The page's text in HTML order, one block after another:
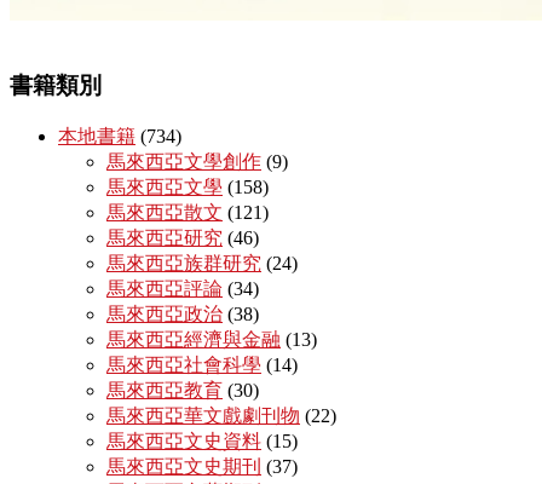
書籍類別
本地書籍 (734)
馬來西亞文學創作 (9)
馬來西亞文學 (158)
馬來西亞散文 (121)
馬來西亞研究 (46)
馬來西亞族群研究 (24)
馬來西亞評論 (34)
馬來西亞政治 (38)
馬來西亞經濟與金融 (13)
馬來西亞社會科學 (14)
馬來西亞教育 (30)
馬來西亞華文戲劇刊物 (22)
馬來西亞文史資料 (15)
馬來西亞文史期刊 (37)